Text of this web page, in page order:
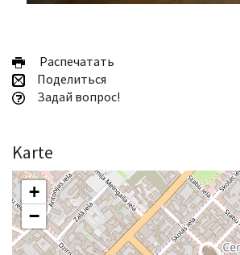
Pаспечатать
Поделиться
Задай вопрос!
Karte
+
−